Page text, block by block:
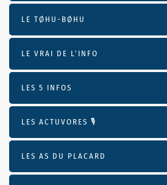
LE TØHU-BØHU
LE VRAI DE L’INFO
LES 5 INFOS
LES ACTUVORES 🎙
LES AS DU PLACARD